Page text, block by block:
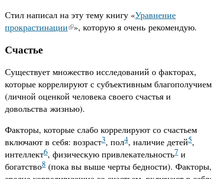
Стил написал на эту тему книгу «Уравнение
прокрастинации », которую я очень рекомендую.
Счастье
Существует множество исследований о факторах,
которые коррелируют с субъективным благополучием
(личной оценкой человека своего счастья и
довольства жизнью).
Факторы, которые слабо коррелируют со счастьем
включают в себя: возраст3, пол4, наличие детей5,
интеллект6, физическую привлекательность7 и
богатство8 (пока вы выше черты бедности). Факторы,